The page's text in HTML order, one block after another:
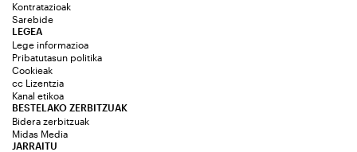
Kontratazioak
Sarebide
JARRAITU
LEGEA
Lege informazioa
Pribatutasun politika
Cookieak
cc Lizentzia
Kanal etikoa
BESTELAKO ZERBITZUAK
Bidera zerbitzuak
Midas Media